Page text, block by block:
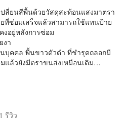
ลี่ยนสีพื้นด้วยวัสดุสะท้อนแสงมาตรา
ซ่อมเสร็จแล้วสามารถใช้แทนป้าย
งอยู่หลังการซ่อม
งา
บุคคล พื้นขาวตัวดำ ที่ชำรุดถลอกมี
แล้วยังมีตราขนส่งเหมือนเดิม…
1 รีวิว